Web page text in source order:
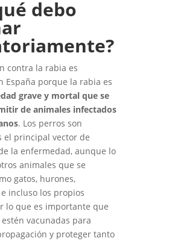
debo
contra la rabia es
España porque la rabia es
grave y mortal que se
de animales infectados
. Los perros son
el principal vector de
la enfermedad, aunque lo
animales que se
gatos, hurones,
incluso los propios
lo que es importante que
vacunadas para
y proteger tanto